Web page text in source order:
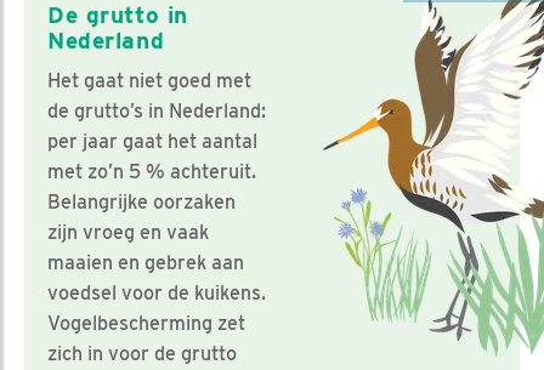
De grutto in
Nederland
Het gaat niet goed met
de grutto’s in Nederland:
per jaar gaat het aantal
met zo’n 5 % achteruit.
Belangrijke oorzaken
zijn vroeg en vaak
maaien en gebrek aan
voedsel voor de kuikens.
Vogelbescherming zet
zich in voor de grutto